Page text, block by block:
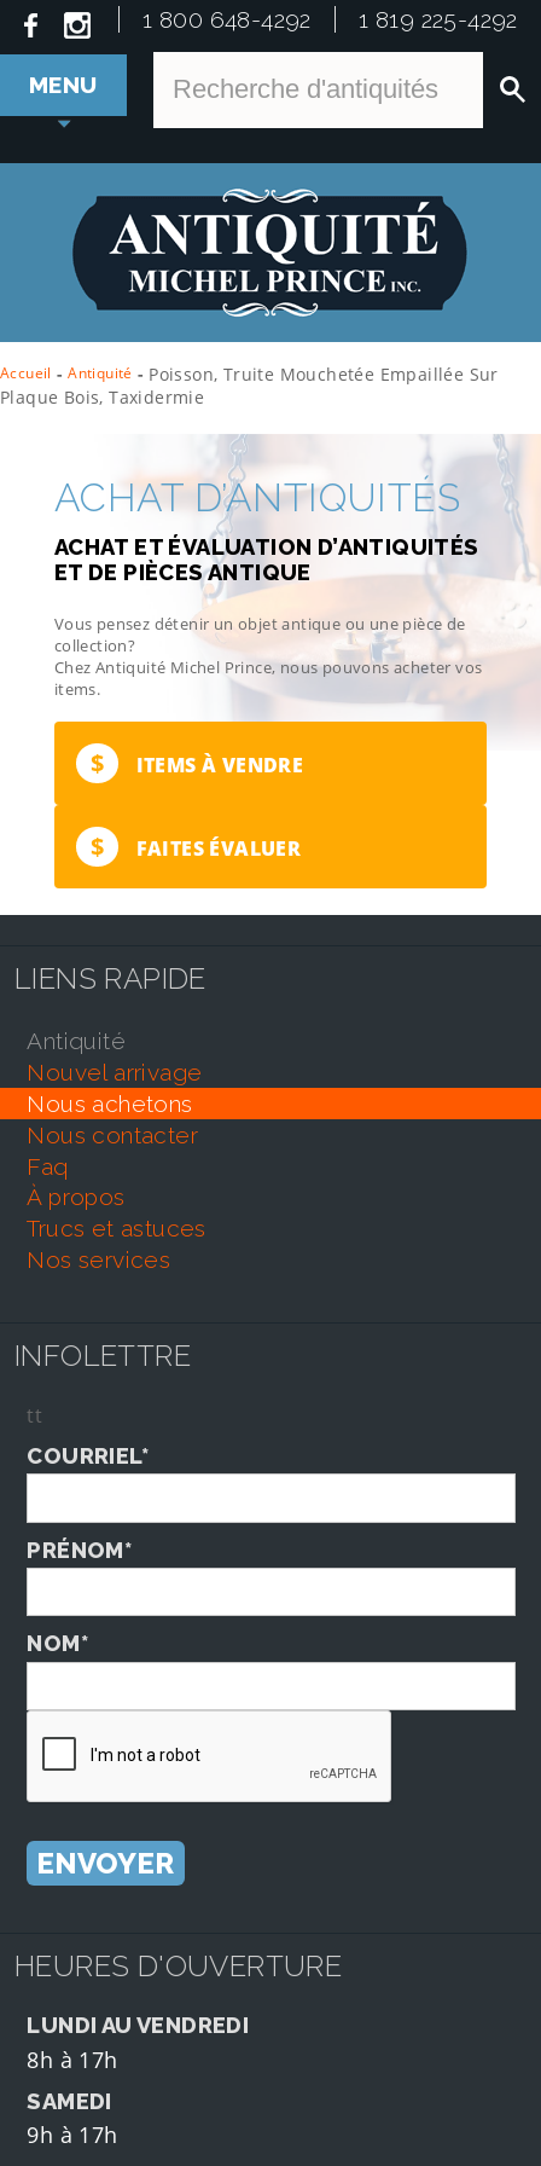
1 800 648-4292 1 819 225-4292
MENU
Accueil - Antiquité - Poisson, Truite Mouchetée Empaillée Sur
Plaque Bois, Taxidermie
ACHAT D’ANTIQUITÉS
ACHAT ET ÉVALUATION D’ANTIQUITÉS
ET DE PIÈCES ANTIQUE
Vous pensez détenir un objet antique ou une pièce de
collection?
Chez Antiquité Michel Prince, nous pouvons acheter vos
items.
$ ITEMS À VENDRE
$ FAITES ÉVALUER
LIENS RAPIDE
antiquité
nouvel arrivage
nous achetons
nous contacter
faq
À propos
trucs et astuces
nos services
INFOLETTRE
tt
COURRIEL*
PRÉNOM*
NOM*
HEURES D'OUVERTURE
LUNDI AU VENDREDI
8h à 17h
SAMEDI
9h à 17h